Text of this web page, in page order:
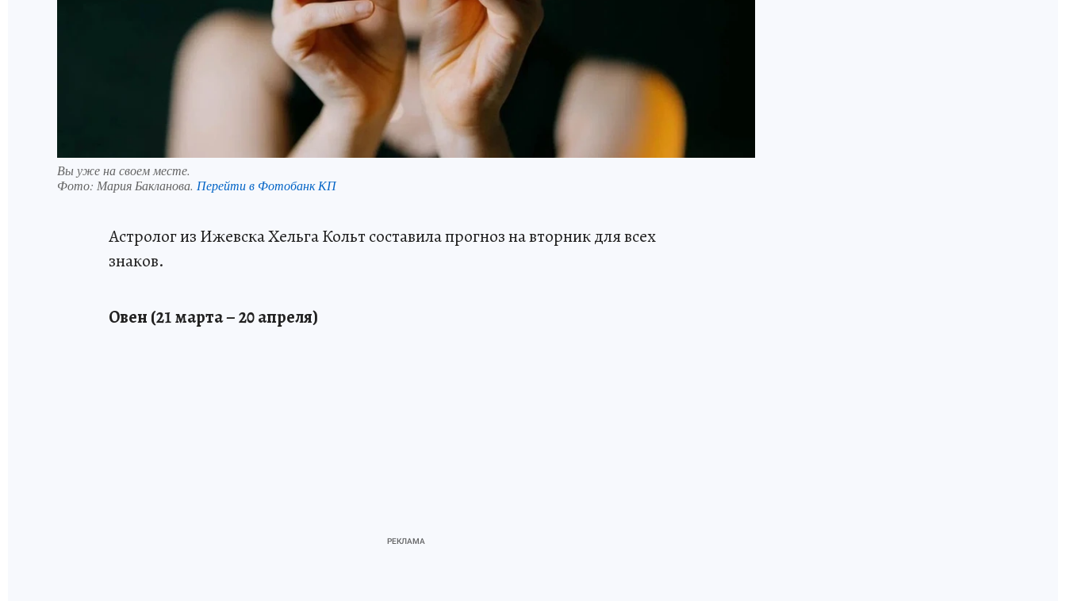
Вы уже на своем месте.
Фото: Мария Бакланова. Перейти в Фотобанк КП
Астролог из Ижевска Хельга Кольт составила прогноз на вторник для всех
знаков.
Овен (21 марта – 20 апреля)